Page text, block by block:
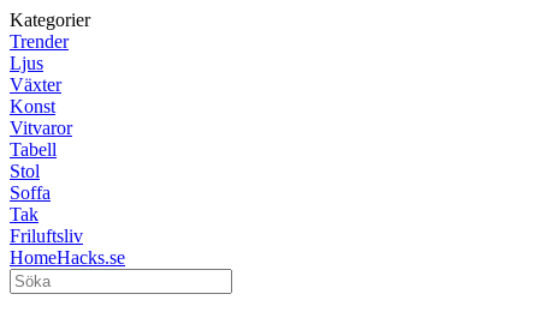
Kategorier
Trender
Ljus
Växter
Konst
Vitvaror
Tabell
Stol
Soffa
Tak
Friluftsliv
HomeHacks.se